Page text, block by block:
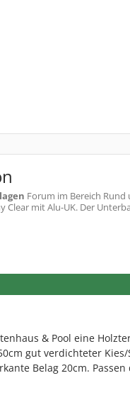
Forum im Bereich
Clear mit Alu-UK. Der
& Pool eine
gut verdichteter Kies/
Belag 20cm.